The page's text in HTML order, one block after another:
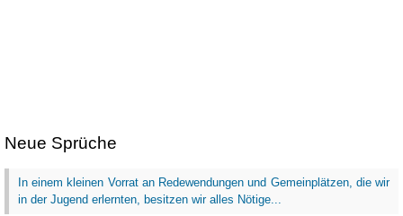
Neue Sprüche
In einem kleinen Vorrat an Redewendungen und Gemeinplätzen, die wir
in der Jugend erlernten, besitzen wir alles Nötige...